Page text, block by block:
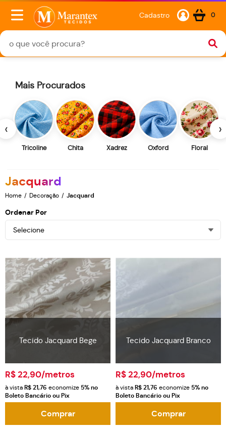
Cadastro 0
‹
Mais Procurados
Tricoline Chita Xadrez Oxford Floral
›
Jacquard
Home Decoração Jacquard
Ordenar Por
Selecione
Tecido Jacquard Bege
R$ 22,90/metros
à vista R$ 21,76 economize 5%no
Boleto Bancário ou Pix
Comprar
Tecido Jacquard Branco
R$ 22,90/metros
à vista R$ 21,76 economize 5%no
Boleto Bancário ou Pix
Comprar